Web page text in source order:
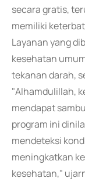
secara gratis,
memiliki
Layanan yang
kesehatan
tekanan darah,
"Alhamdulillah,
mendapat
program ini
mendeteksi
meningkatkan
kesehatan,"